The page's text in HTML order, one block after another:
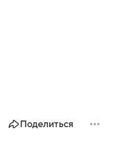
Поделиться